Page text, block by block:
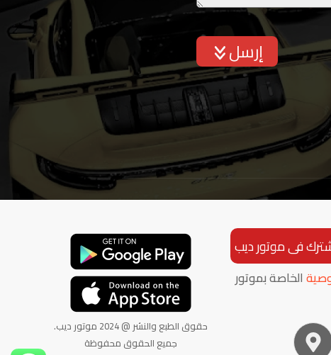
إرسل
فى موتور ديب
الخاصة بموتور
حقوق الطبع والنشر @ 2024 موتور ديب.
جميع الحقوق محفوظة